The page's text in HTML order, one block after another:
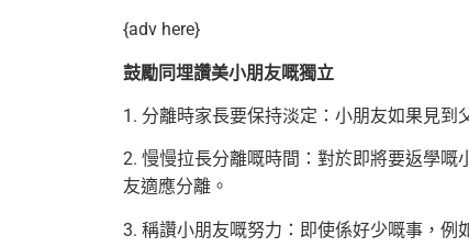
{adv here}
鼓勵同埋讚美小朋友嘅獨立
1. 分離時家長要保持淡定：小朋友如果見到
2. 慢慢拉長分離嘅時間：對於即將要返學
友適應分離。
3. 稱讚小朋友嘅努力：即使係好少嘅事，